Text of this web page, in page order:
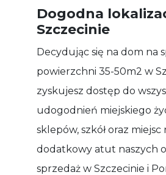
Dogodna
Szczecinie
Decydując się na dom na
powierzchni 35-50m2 w
zyskujesz dostęp do
udogodnień miejskiego
sklepów, szkół oraz
dodatkowy atut naszych
sprzedaż w Szczecinie i